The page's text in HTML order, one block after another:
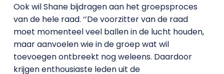
Ook wil Shane bijdragen aan het groepsproces
van de hele raad. ‘’De voorzitter van de raad
moet momenteel veel ballen in de lucht houden,
maar aanvoelen wie in de groep wat wil
toevoegen ontbreekt nog weleens. Daardoor
krijgen enthousiaste leden uit de